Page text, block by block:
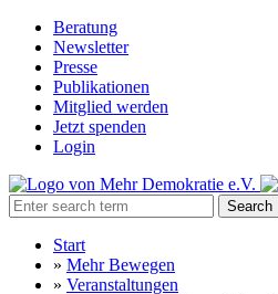
Beratung
Newsletter
Presse
Publikationen
Mitglied werden
Jetzt spenden
Login
Search
Start
» Mehr Bewegen
» Veranstaltungen